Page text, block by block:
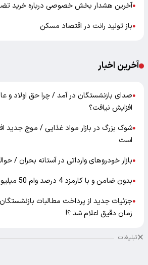
●آخرین هشدار بخش خصوصی درباره خرید
●باز تولید رانت در اقتصاد مسکن
آخرین اخبار
●صدای بازنشستگان در آمد / چرا حق اولاد و
افزایش نیافت؟
●شوک بزرگ در بازار مواد غذایی / موج جدید
است
●بازار خودرو‌های وارداتی در آستانه بحران /
●بدون ضامن و با کارمزد 4 درصد وام 50 میلیونی بگیرید
●جزئیات جدید از پرداخت مطالبات
زمان دقیق اعلام شد ؟!
تبلیغات